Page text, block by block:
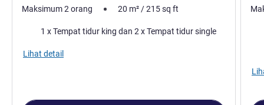
Maksimum 2 orang 20 m²/215sq ft
Selimut 1 x Tempat tidur king dan 2 x Tempat tidur single
Lihat detail